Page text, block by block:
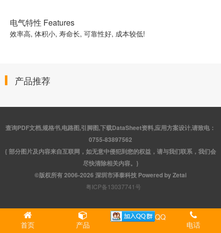
电气特性 Features
效率高, 体积小, 寿命长, 可靠性好, 成本较低!
产品推荐
查询PDF文档,规格书,电路图,引脚图,下载DataSheet资料,应用方案设计,请致电：
0755-83897562
{ 部分图片及内容来自互联网，如无意中侵犯到您的权益，请与我们联系，我们会
尽快清除相关内容。}
©版权所有 2006-2026 深圳市泽泰科技 Powered by Zetai
粤ICP备13037741号
首页 产品
QQ
电话